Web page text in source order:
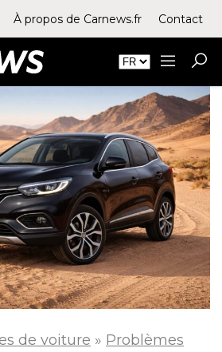
À propos de Carnews.fr Contact
de voiture » Problèmes